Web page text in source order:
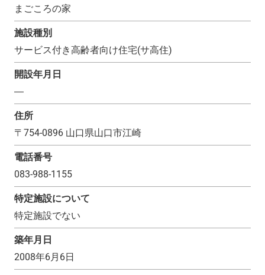
まごころの家
施設種別
サービス付き高齢者向け住宅(サ高住)
開設年月日
―
住所
〒 754-0896 山口県山口市江崎
電話番号
083-988-1155
特定施設について
特定施設でない
築年月日
2008年6月6日